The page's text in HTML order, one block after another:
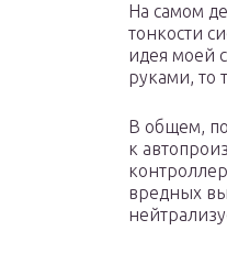
На самом
тонкости
идея моей
руками, то
В общем,
к
вредных